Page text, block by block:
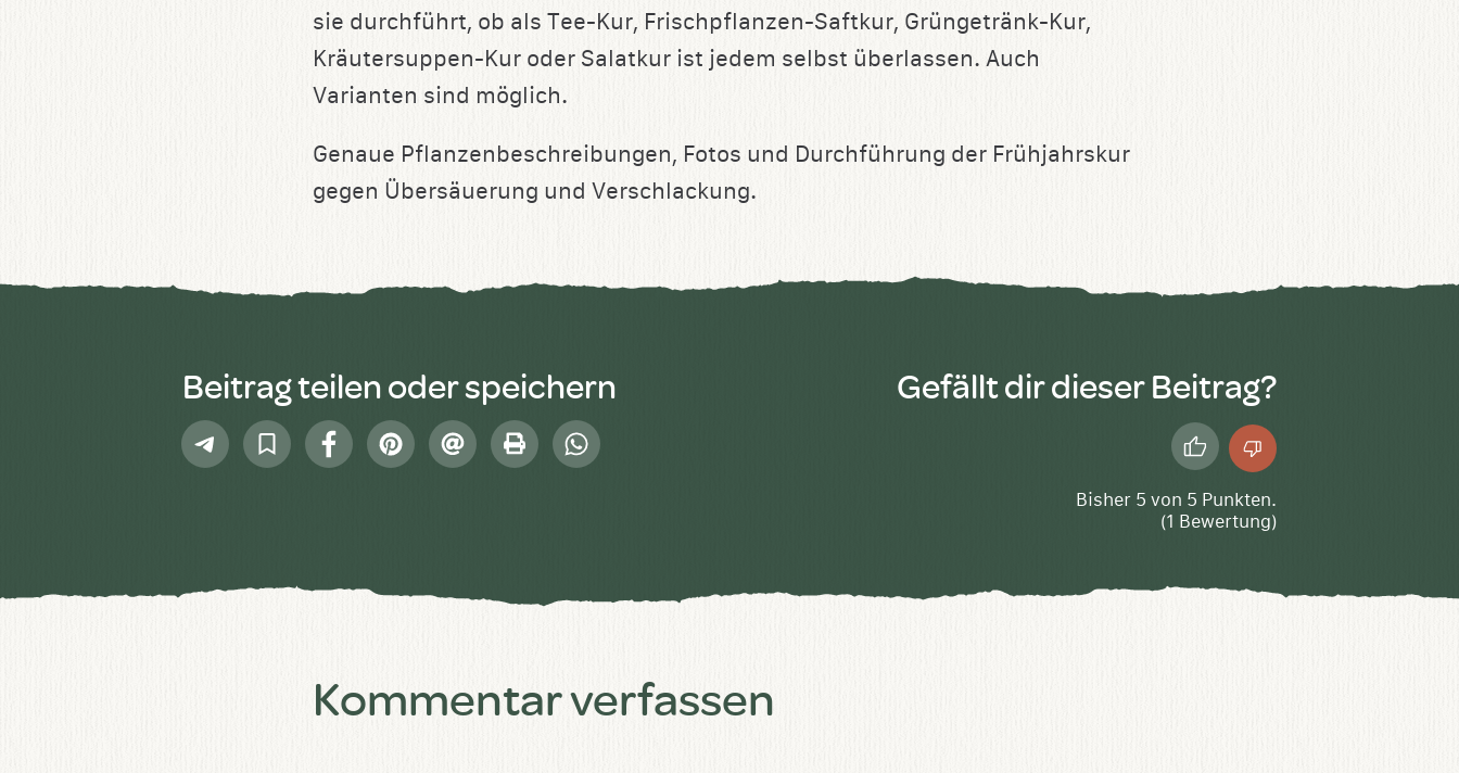
sie durchführt, ob als Tee-Kur, Frischpflanzen-Saftkur, Grüngetränk-Kur,
Kräutersuppen-Kur oder Salatkur ist jedem selbst überlassen. Auch
Varianten sind möglich.
Genaue Pflanzenbeschreibungen, Fotos und Durchführung der Frühjahrskur
gegen Übersäuerung und Verschlackung.
Gefällt dir dieser Beitrag?
Daumen
hoch
Daumen
runter
Bisher 5 von 5 Punkten.
(1 Bewertung)
Beitrag teilen oder speichern
Telegram
In
Sammlung
FacebookPinterest
E-
Mail
DruckenWhatsapp
Kommentar verfassen